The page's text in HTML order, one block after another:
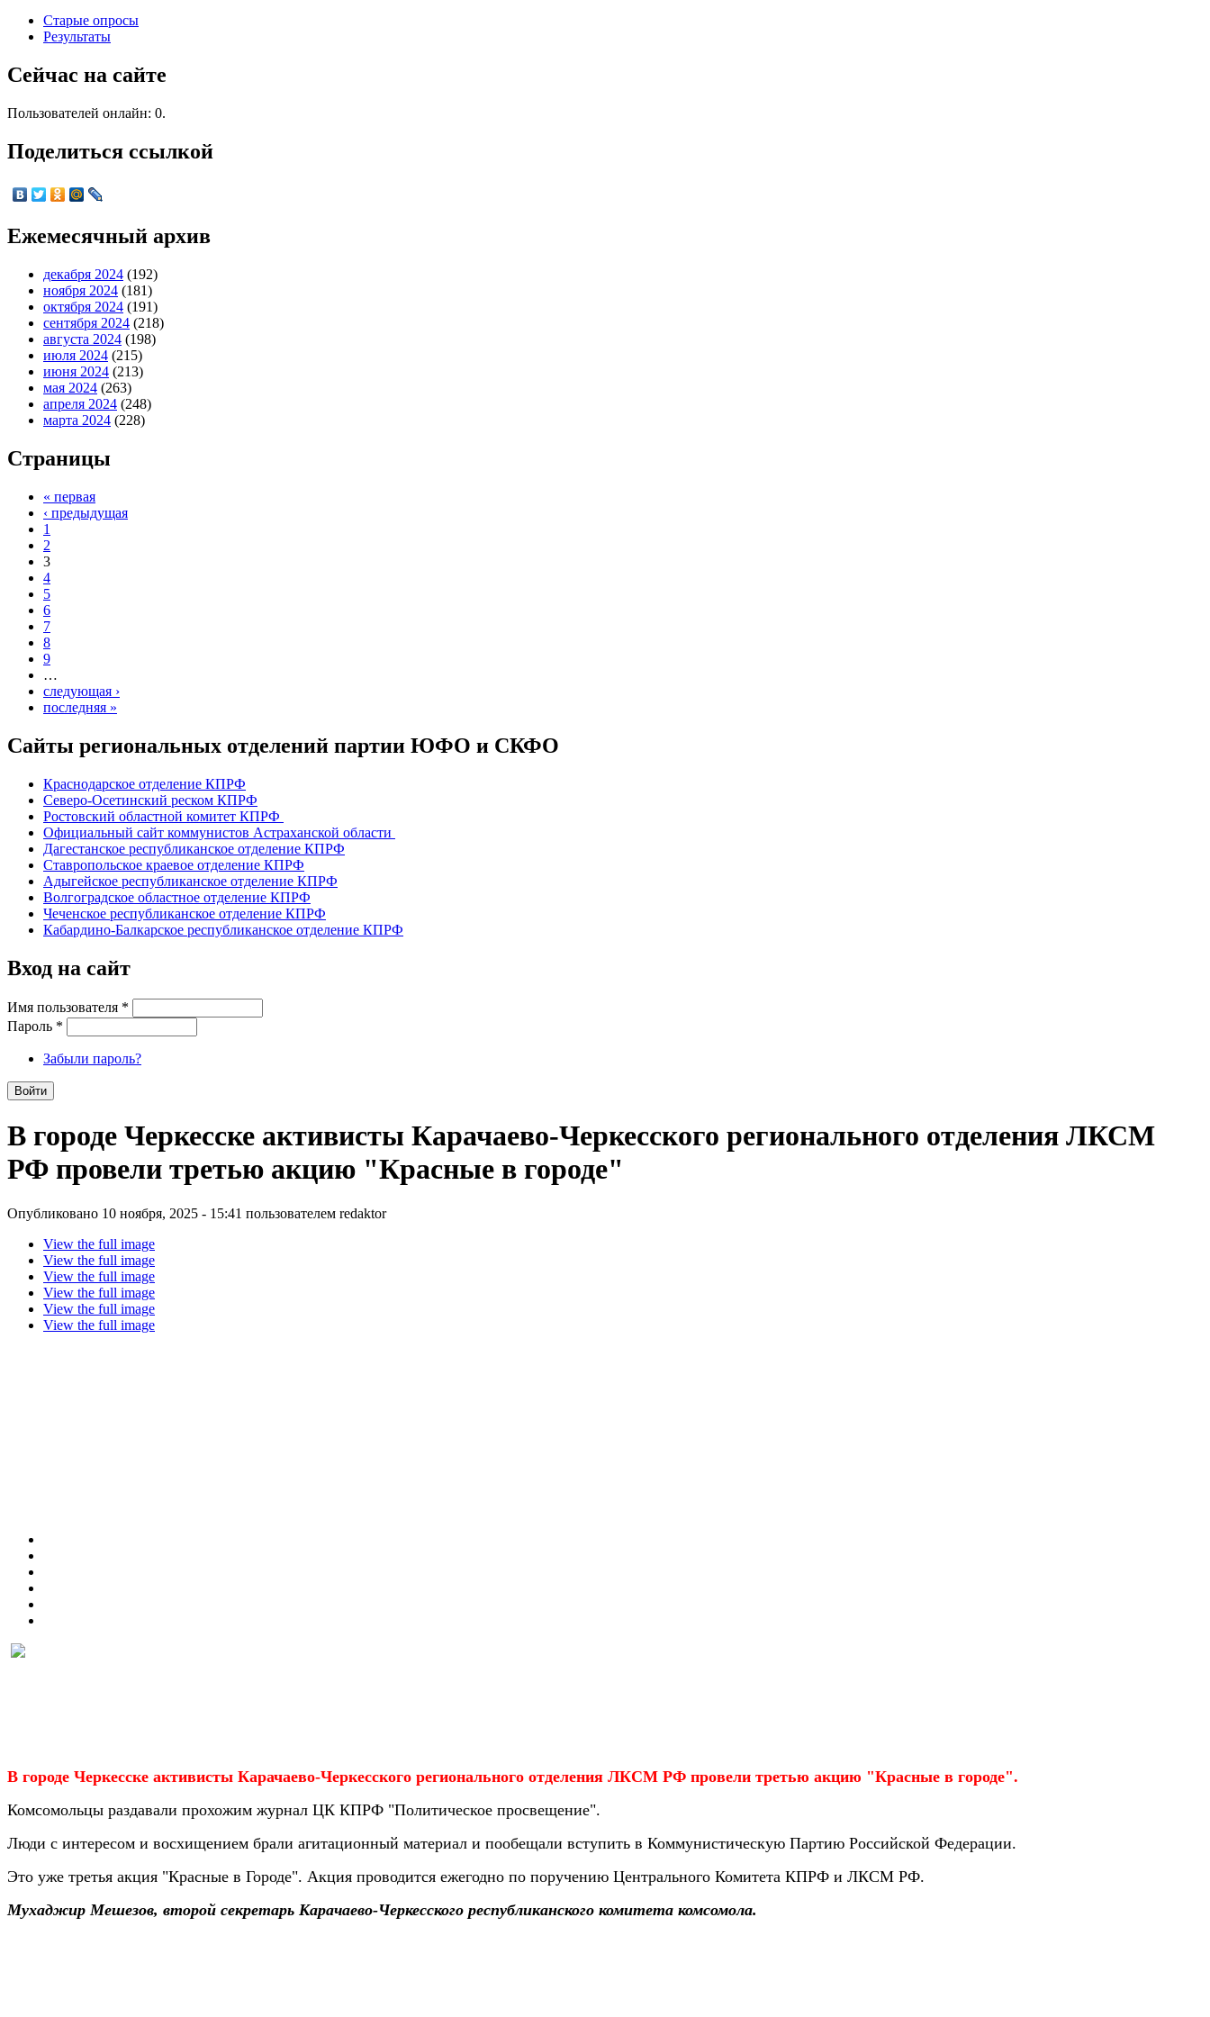
Старые опросы
Результаты
Сейчас на сайте
Пользователей онлайн: 0.
Поделиться ссылкой
Ежемесячный архив
декабря 2024 (192)
ноября 2024 (181)
октября 2024 (191)
сентября 2024 (218)
августа 2024 (198)
июля 2024 (215)
июня 2024 (213)
мая 2024 (263)
апреля 2024 (248)
марта 2024 (228)
Страницы
« первая
‹ предыдущая
1
2
3
4
5
6
7
8
9
…
следующая ›
последняя »
Сайты региональных отделений партии ЮФО и СКФО
Краснодарское отделение КПРФ
Северо-Осетинский реском КПРФ
Ростовский областной комитет КПРФ
Официальный сайт коммунистов Астраханской области
Дагестанское республиканское отделение КПРФ
Ставропольское краевое отделение КПРФ
Адыгейское республиканское отделение КПРФ
Волгоградское областное отделение КПРФ
Чеченское республиканское отделение КПРФ
Кабардино-Балкарское республиканское отделение КПРФ
Вход на сайт
Имя пользователя *
Пароль *
Забыли пароль?
В городе Черкесске активисты Карачаево-Черкесского регионального отделения ЛКСМ
РФ провели третью акцию "Красные в городе"
Опубликовано 10 ноября, 2025 - 15:41 пользователем redaktor
View the full image
View the full image
View the full image
View the full image
View the full image
View the full image
В городе Черкесске активисты Карачаево-Черкесского регионального отделения ЛКСМ РФ провели третью акцию "Красные в городе".
Комсомольцы раздавали прохожим журнал ЦК КПРФ "Политическое просвещение".
Люди с интересом и восхищением брали агитационный материал и пообещали вступить в Коммунистическую Партию Российской Федерации.
Это уже третья акция "Красные в Городе". Акция проводится ежегодно по поручению Центрального Комитета КПРФ и ЛКСМ РФ.
Мухаджир Мешезов, второй секретарь Карачаево-Черкесского республиканского комитета комсомола.